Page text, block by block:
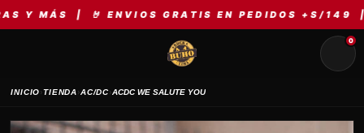
| 🤘 ENVIOS GRATIS EN PEDIDOS +S/149 | ⚡
0
INICIO›TIENDA›AC/DC›ACDC WE SALUTE YOU